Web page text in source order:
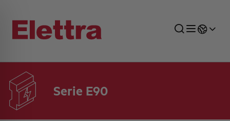
Serie E90
SETTORI
DISTRIBUZIONE DI ENERGIA
RETE COMMERCIALE
PREVENTIVAZIONE
AZIENDA
TUTTE LE NEWS
JOB CAREERS